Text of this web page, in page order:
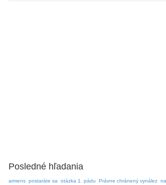
Posledné hľadania
armens postaráte sa otázka 1. pádu Právne chránený vynález